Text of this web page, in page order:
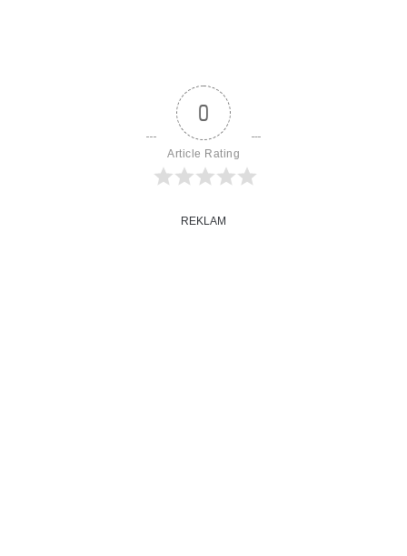
0
Article Rating
REKLAM